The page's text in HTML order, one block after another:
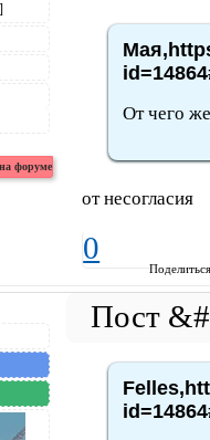
От чего
от несогласия
0